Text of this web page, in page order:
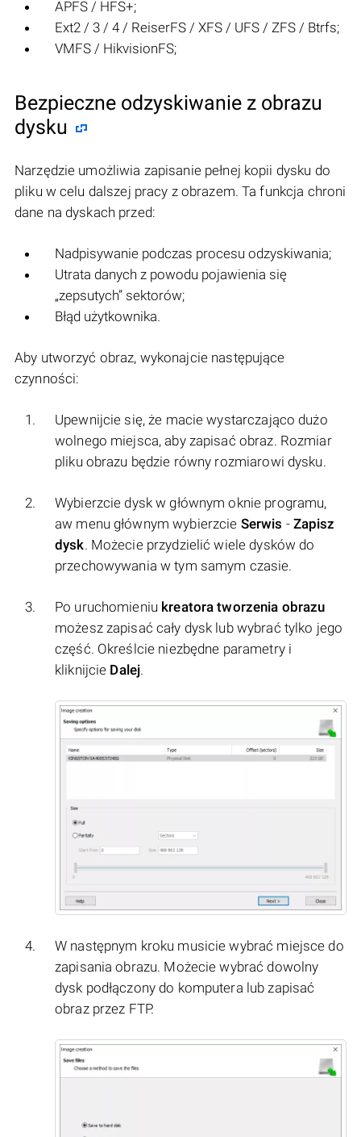
APFS / HFS+;
Ext2 / 3 / 4 / ReiserFS / XFS / UFS / ZFS / Btrfs;
VMFS / HikvisionFS;
Bezpieczne odzyskiwanie z obrazu
dysku
Narzędzie umożliwia zapisanie pełnej kopii dysku do
pliku w celu dalszej pracy z obrazem. Ta funkcja chroni
dane na dyskach przed:
Nadpisywanie podczas procesu odzyskiwania;
Utrata danych z powodu pojawienia się
„zepsutych” sektorów;
Błąd użytkownika.
Aby utworzyć obraz, wykonajcie następujące
czynności:
Upewnijcie się, że macie wystarczająco dużo
wolnego miejsca, aby zapisać obraz. Rozmiar
pliku obrazu będzie równy rozmiarowi dysku.
Wybierzcie dysk w głównym oknie programu,
aw menu głównym wybierzcie Serwis - Zapisz
dysk. Możecie przydzielić wiele dysków do
przechowywania w tym samym czasie.
Po uruchomieniu kreatora tworzenia obrazu
możesz zapisać cały dysk lub wybrać tylko jego
część. Określcie niezbędne parametry i
kliknijcie Dalej.
W następnym kroku musicie wybrać miejsce do
zapisania obrazu. Możecie wybrać dowolny
dysk podłączony do komputera lub zapisać
obraz przez FTP.